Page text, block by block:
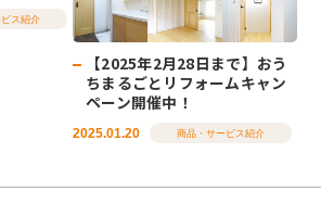
ス紹介
【2025年2月28日まで】おう
ちまるごとリフォームキャン
ペーン開催中！
2025.01.20 商品・サービス紹介